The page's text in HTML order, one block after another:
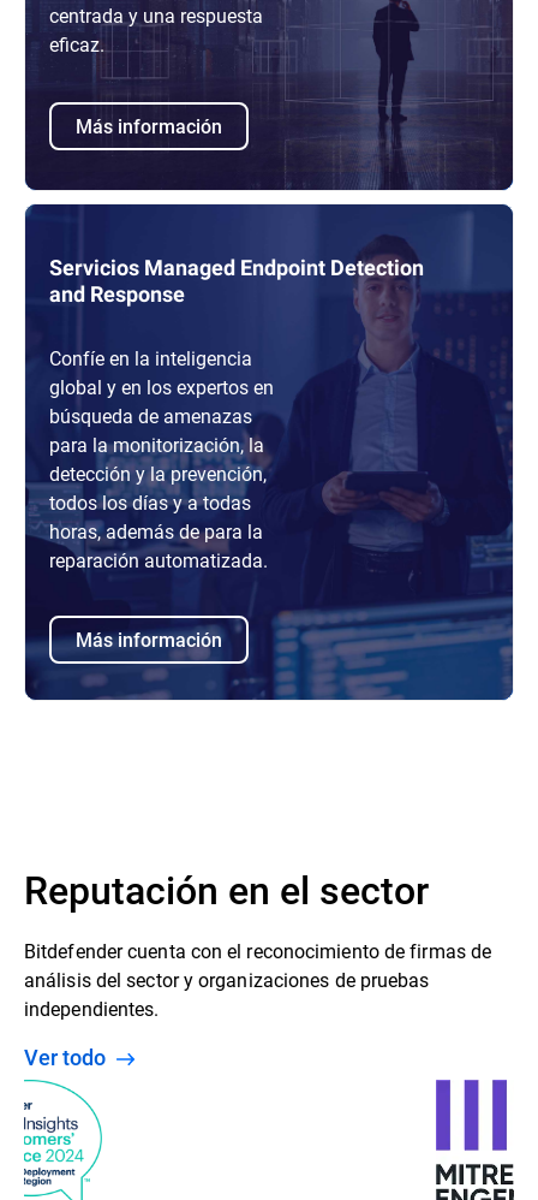
centrada y una respuesta
eficaz.
Más información
Servicios Managed Endpoint Detection
and Response
Confíe en la inteligencia
global y en los expertos en
búsqueda de amenazas
para la monitorización, la
detección y la prevención,
todos los días y a todas
horas, además de para la
reparación automatizada.
Más información
Reputación en el sector
Bitdefender cuenta con el reconocimiento de firmas de
análisis del sector y organizaciones de pruebas
independientes.
Ver todo